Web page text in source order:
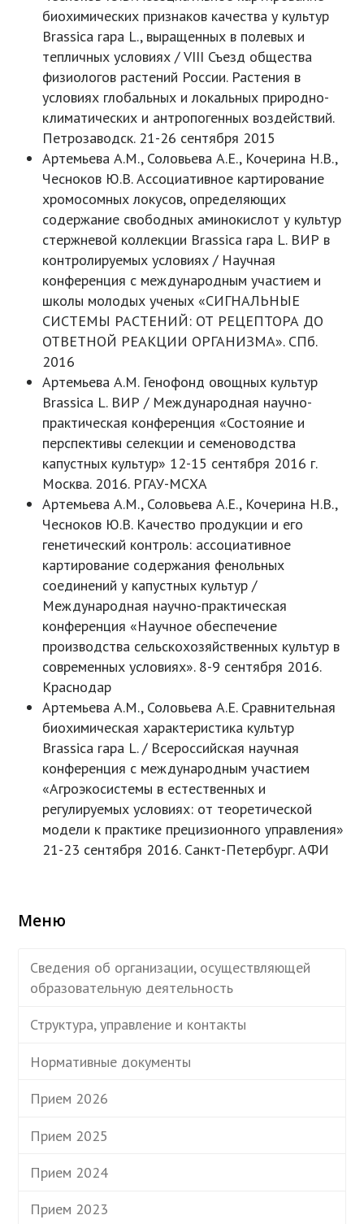
биохимических признаков качества у культур
Brassica rapa L., выращенных в полевых и
тепличных условиях / VIII Съезд общества
физиологов растений России. Растения в
условиях глобальных и локальных природно-
климатических и антропогенных воздействий.
Петрозаводск. 21-26 сентября 2015
Артемьева А.М., Соловьева А.Е., Кочерина Н.В.,
Чесноков Ю.В. Ассоциативное картирование
хромосомных локусов, определяющих
содержание свободных аминокислот у культур
стержневой коллекции Brassica rapa L. ВИР в
контролируемых условиях / Научная
конференция с международным участием и
школы молодых ученых «СИГНАЛЬНЫЕ
СИСТЕМЫ РАСТЕНИЙ: ОТ РЕЦЕПТОРА ДО
ОТВЕТНОЙ РЕАКЦИИ ОРГАНИЗМА». СПб.
2016
Артемьева А.М. Генофонд овощных культур
Brassica L. ВИР / Международная научно-
практическая конференция «Состояние и
перспективы селекции и семеноводства
капустных культур» 12-15 сентября 2016 г.
Москва. 2016. РГАУ-МСХА
Артемьева А.М., Соловьева А.Е., Кочерина Н.В.,
Чесноков Ю.В. Качество продукции и его
генетический контроль: ассоциативное
картирование содержания фенольных
соединений у капустных культур /
Международная научно-практическая
конференция «Научное обеспечение
производства сельскохозяйственных культур в
современных условиях». 8-9 сентября 2016.
Краснодар
Артемьева А.М., Соловьева А.Е. Сравнительная
биохимическая характеристика культур
Brassica rapa L. / Всероссийская научная
конференция с международным участием
«Агроэкосистемы в естественных и
регулируемых условиях: от теоретической
модели к практике прецизионного управления»
21-23 сентября 2016. Санкт-Петербург. АФИ
Меню
Сведения об организации, осуществляющей
образовательную деятельность
Структура, управление и контакты
Нормативные документы
Прием 2026
Прием 2025
Прием 2024
Прием 2023